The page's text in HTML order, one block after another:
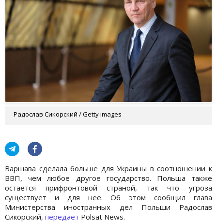
Радослав Сикорский / Getty images
Варшава сделала больше для Украины в соотношении к
ВВП, чем любое другое государство. Польша также
остается прифронтовой страной, так что угроза
существует и для нее. Об этом сообщил глава
Министерства иностранных дел Польши Радослав
Сикорский, передает Polsat News.